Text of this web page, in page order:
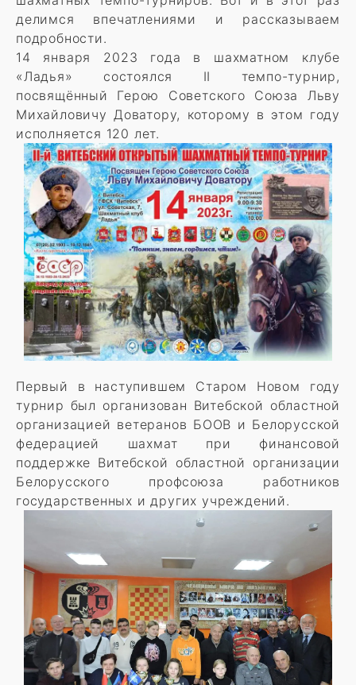
делимся впечатлениями и рассказываем
подробности.
14 января 2023 года в шахматном клубе
«Ладья» состоялся II темпо-турнир,
посвящённый Герою Советского Союза Льву
Михайловичу Доватору, которому в этом году
исполняется 120 лет.
Первый в наступившем Старом Новом году
турнир был организован Витебской областной
организацией ветеранов БООВ и Белорусской
федерацией шахмат при финансовой
поддержке Витебской областной организации
Белорусского профсоюза работников
государственных и других учреждений.